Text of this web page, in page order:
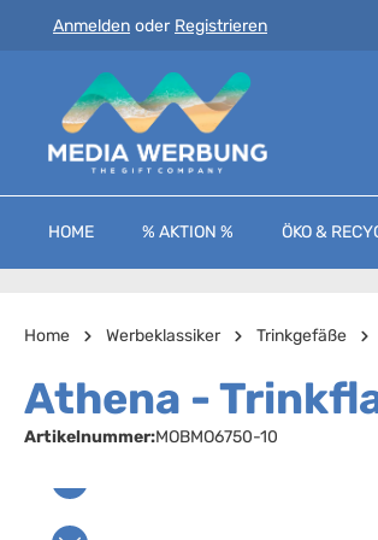
Hauptinhalt springen
Zur Suche springen
Zur Hauptnavigation springen
Anmelden oder Registrieren
HOME % AKTION % ÖKO &
Home Werbeklassiker Trinkgefäße
Athena -
Artikelnummer:MOBMO6750-10
Bildergalerie überspringen